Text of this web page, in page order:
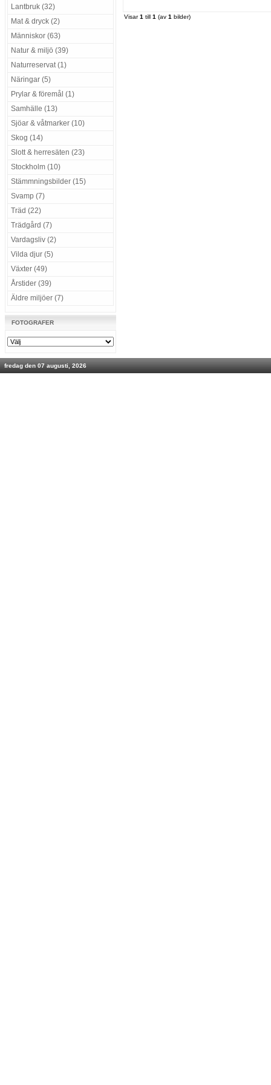
Lantbruk (32)
Mat & dryck (2)
Människor (63)
Natur & miljö (39)
Naturreservat (1)
Näringar (5)
Prylar & föremål (1)
Samhälle (13)
Sjöar & våtmarker (10)
Skog (14)
Slott & herresäten (23)
Stockholm (10)
Stämmningsbilder (15)
Svamp (7)
Träd (22)
Trädgård (7)
Vardagsliv (2)
Vilda djur (5)
Växter (49)
Årstider (39)
Äldre miljöer (7)
FOTOGRAFER
Visar1 till 1 (av 1 bilder)
fredag den 07 augusti, 2026